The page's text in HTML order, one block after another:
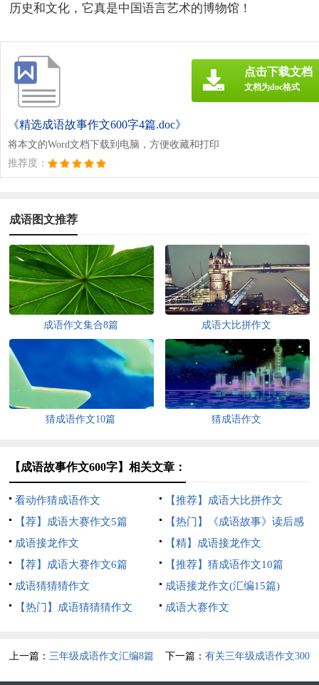
历史和文化，它真是中国语言艺术的博物馆！
《精选成语故事作文600字4篇.doc》
将本文的Word文档下载到电脑，方便收藏和打印
推荐度：
点击下载文档
文档为doc格式
成语图文推荐
成语作文集合8篇 成语大比拼作文
猜成语作文10篇 猜成语作文
【成语故事作文600字】相关文章：
看动作猜成语作文
【推荐】成语大比拼作文
【荐】成语大赛作文5篇
【热门】《成语故事》读后感
7篇
成语接龙作文
【精】成语接龙作文
【荐】成语大赛作文6篇
【推荐】猜成语作文10篇
成语猜猜猜作文
成语接龙作文(汇编15篇)
【热门】成语猜猜猜作文
成语大赛作文
上一篇： 三年级成语作文汇编8篇 下一篇： 有关三年级成语作文300